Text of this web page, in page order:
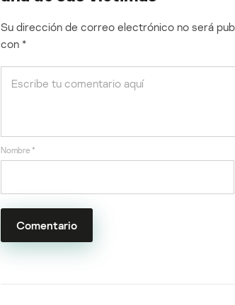
Su dirección de correo electrónico no será
con *
Nombre *